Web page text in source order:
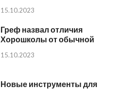
15.10.2023
Греф назвал отличия
Хорошколы от обычной
15.10.2023
Новые инструменты для